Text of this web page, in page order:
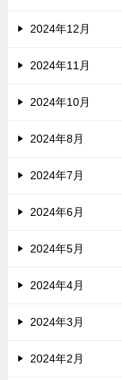
2024年12月
2024年11月
2024年10月
2024年8月
2024年7月
2024年6月
2024年5月
2024年4月
2024年3月
2024年2月